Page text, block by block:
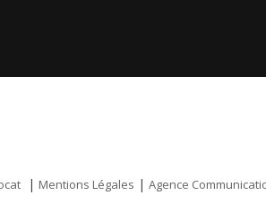
| Mentions Légales | Agence